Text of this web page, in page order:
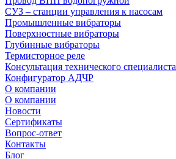
СУЗ – станции управления к насосам
Промышленные вибраторы
Поверхностные вибраторы
Глубинные вибраторы
Термисторное реле
Консультация технического специалиста
Конфигуратор АДЧР
О компании
О компании
Новости
Сертификаты
Вопрос-ответ
Контакты
Блог